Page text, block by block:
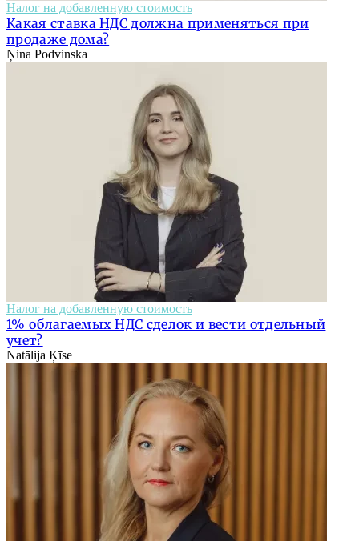
Налог на добавленную стоимость
Какая ставка НДС должна применяться при
продаже дома?
Ņina Podvinska
Налог на добавленную стоимость
1% облагаемых НДС сделок и вести отдельный
учет?
Natālija Ķīse